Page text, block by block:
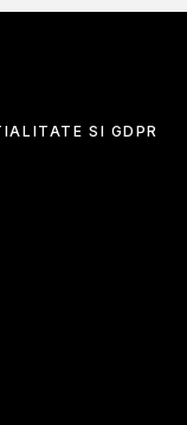
SI GDPR